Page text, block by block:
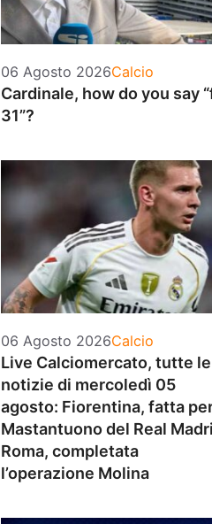
06 Agosto 2026Categorie
Calcio
Cardinale, how do you say
31”?
06 Agosto 2026Categorie
Calcio
Live Calciomercato, tutte le
notizie di mercoledì 05
agosto: Fiorentina, fatta
Mastantuono del Real
Roma, completata
l’operazione Molina